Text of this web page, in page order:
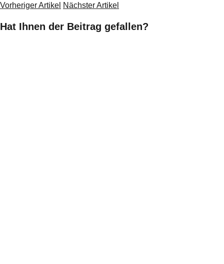
Vorheriger Artikel Nächster Artikel
Hat Ihnen der Beitrag gefallen?